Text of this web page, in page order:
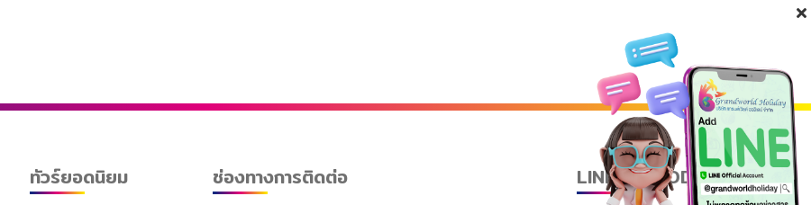
ทัวร์ยอดนิยม ช่องทางการติดต่อ LINE QR CODE